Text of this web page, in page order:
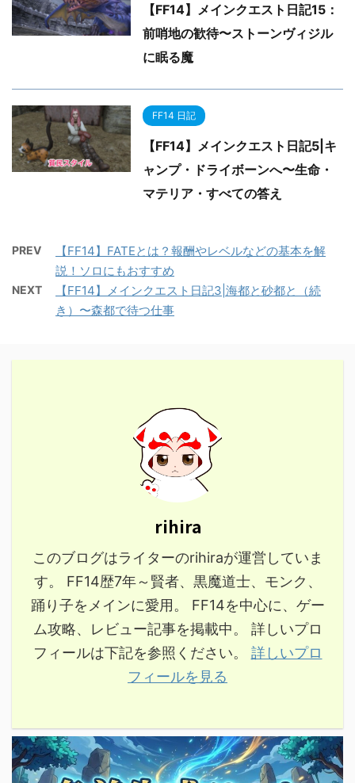
【FF14】メインクエスト日記15：
前哨地の歓待〜ストーンヴィジル
に眠る魔
FF14 日記
【FF14】メインクエスト日記5|キ
ャンプ・ドライボーンへ〜生命・
マテリア・すべての答え
PREV
【FF14】FATEとは？報酬やレベルなどの基本を解
説！ソロにもおすすめ
NEXT
【FF14】メインクエスト日記3|海都と砂都と（続
き）〜森都で待つ仕事
rihira
このブログはライターのrihiraが運営していま
す。 FF14歴7年～賢者、黒魔道士、モンク、
踊り子をメインに愛用。 FF14を中心に、ゲー
ム攻略、レビュー記事を掲載中。 詳しいプロ
フィールは下記を参照ください。 詳しいプロ
フィールを見る